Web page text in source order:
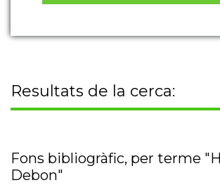
Resultats de la cerca:
Fons bibliogràfic, per terme
Debon"